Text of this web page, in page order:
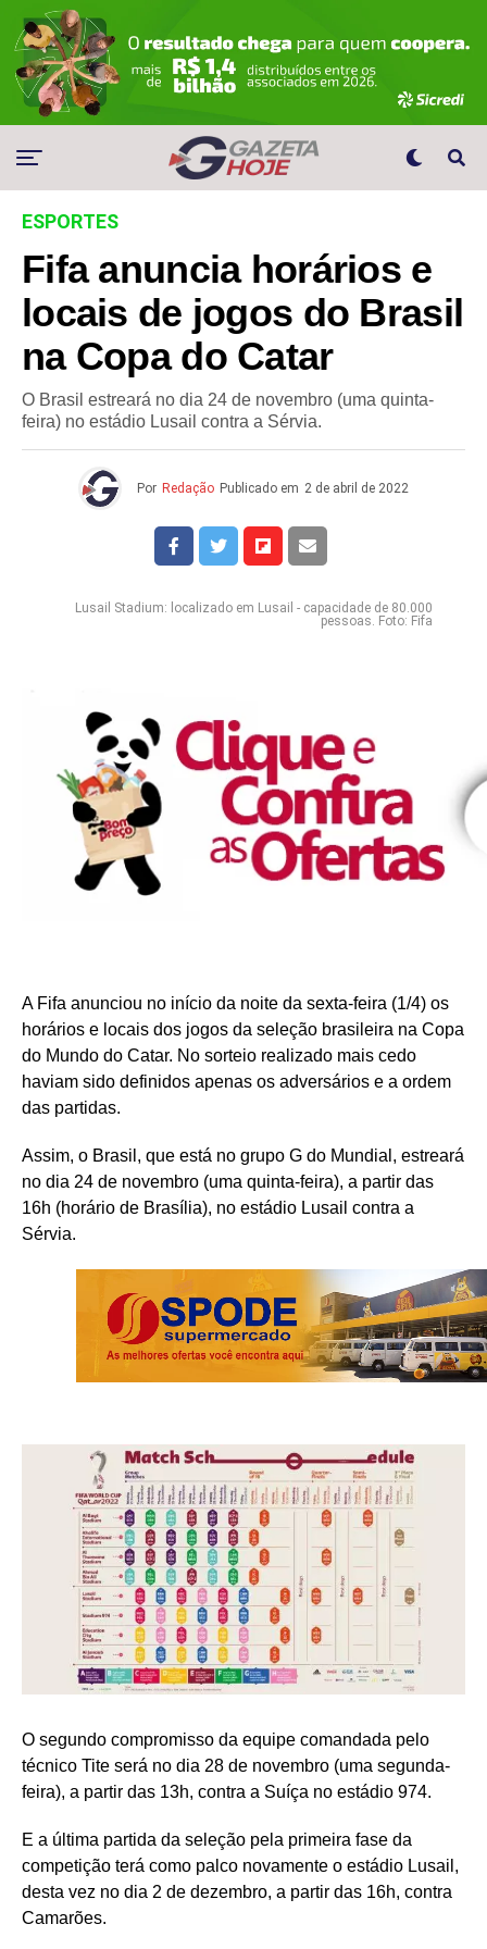
ESPORTES
Fifa anuncia horários e
locais de jogos do Brasil
na Copa do Catar
O Brasil estreará no dia 24 de novembro (uma quinta-
feira) no estádio Lusail contra a Sérvia.
Por Redação Publicado em 2 de abril de 2022
Lusail Stadium: localizado em Lusail - capacidade de 80.000
pessoas. Foto: Fifa
A Fifa anunciou no início da noite da sexta-feira (1/4) os
horários e locais dos jogos da seleção brasileira na Copa
do Mundo do Catar. No sorteio realizado mais cedo
haviam sido definidos apenas os adversários e a ordem
das partidas.
Assim, o Brasil, que está no grupo G do Mundial, estreará
no dia 24 de novembro (uma quinta-feira), a partir das
16h (horário de Brasília), no estádio Lusail contra a
Sérvia.
O segundo compromisso da equipe comandada pelo
técnico Tite será no dia 28 de novembro (uma segunda-
feira), a partir das 13h, contra a Suíça no estádio 974.
E a última partida da seleção pela primeira fase da
competição terá como palco novamente o estádio Lusail,
desta vez no dia 2 de dezembro, a partir das 16h, contra
Camarões.